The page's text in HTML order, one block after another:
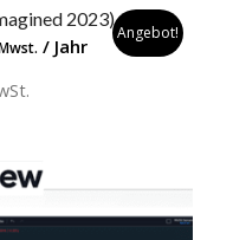
2023)
/ Jahr
Angebot!